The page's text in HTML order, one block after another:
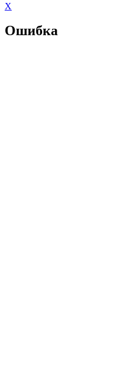
X
Ошибка